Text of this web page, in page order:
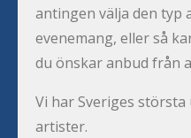
antingen välja den typ
evenemang, eller så
du önskar anbud från
Vi har Sveriges
artister.